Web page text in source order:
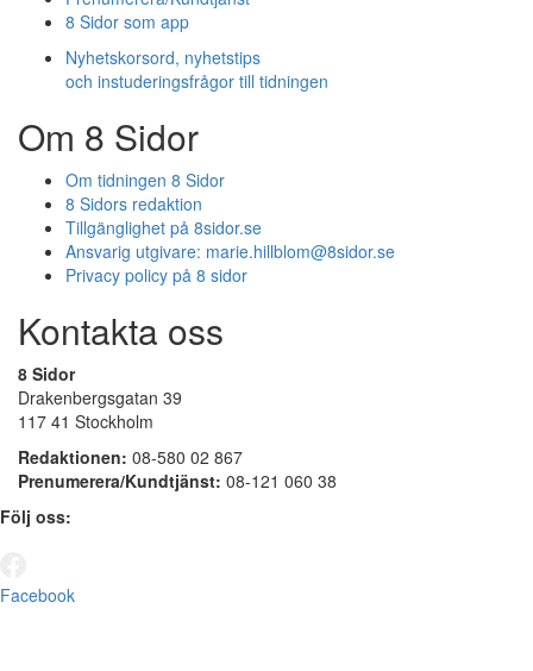
8 Sidor som app
Nyhetskorsord, nyhetstips
och instuderingsfrågor till tidningen
Om 8 Sidor
Om tidningen 8 Sidor
8 Sidors redaktion
Tillgänglighet på 8sidor.se
Ansvarig utgivare: marie.hillblom@8sidor.se
Privacy policy på 8 sidor
Kontakta oss
8 Sidor
Drakenbergsgatan 39
117 41 Stockholm
Redaktionen: 08-580 02 867
Prenumerera/Kundtjänst: 08-121 060 38
Följ oss:
Facebook